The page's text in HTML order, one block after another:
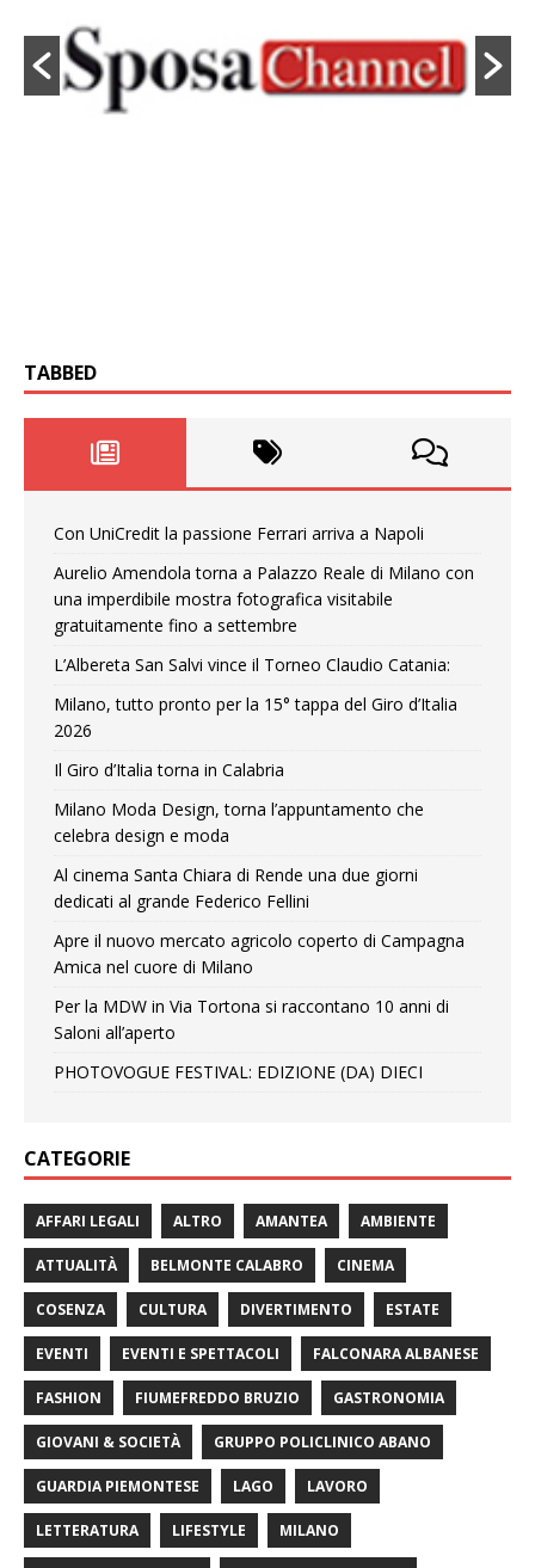
TABBED
Con UniCredit la passione Ferrari arriva a Napoli
Aurelio Amendola torna a Palazzo Reale di Milano con
una imperdibile mostra fotografica visitabile
gratuitamente fino a settembre
L’Albereta San Salvi vince il Torneo Claudio Catania:
Milano, tutto pronto per la 15° tappa del Giro d’Italia
2026
Il Giro d’Italia torna in Calabria
Milano Moda Design, torna l’appuntamento che
celebra design e moda
Al cinema Santa Chiara di Rende una due giorni
dedicati al grande Federico Fellini
Apre il nuovo mercato agricolo coperto di Campagna
Amica nel cuore di Milano
Per la MDW in Via Tortona si raccontano 10 anni di
Saloni all’aperto
PHOTOVOGUE FESTIVAL: EDIZIONE (DA) DIECI
CATEGORIE
AFFARI LEGALI ALTRO AMANTEA AMBIENTE
ATTUALITÀ BELMONTE CALABRO CINEMA
COSENZA CULTURA DIVERTIMENTO ESTATE
EVENTI EVENTI E SPETTACOLI FALCONARA ALBANESE
FASHION FIUMEFREDDO BRUZIO GASTRONOMIA
GIOVANI & SOCIETÀ GRUPPO POLICLINICO ABANO
GUARDIA PIEMONTESE LAGO LAVORO
LETTERATURA LIFESTYLE MILANO